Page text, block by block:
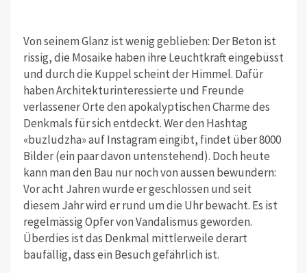
Von seinem Glanz ist wenig geblieben: Der Beton ist
rissig, die Mosaike haben ihre Leuchtkraft eingebüsst
und durch die Kuppel scheint der Himmel. Dafür
haben Architekturinteressierte und Freunde
verlassener Orte den apokalyptischen Charme des
Denkmals für sich entdeckt. Wer den Hashtag
«buzludzha» auf Instagram eingibt, findet über 8000
Bilder (ein paar davon untenstehend). Doch heute
kann man den Bau nur noch von aussen bewundern:
Vor acht Jahren wurde er geschlossen und seit
diesem Jahr wird er rund um die Uhr bewacht. Es ist
regelmässig Opfer von Vandalismus geworden.
Überdies ist das Denkmal mittlerweile derart
baufällig, dass ein Besuch gefährlich ist.